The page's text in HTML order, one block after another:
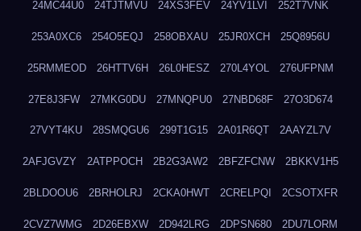
24MC44U0 24TJTMVU 24XS3FEV 24YV1LVI 252T7VNK
253A0XC6 254O5EQJ 258OBXAU 25JR0XCH 25Q8956U
25RMMEOD 26HTTV6H 26L0HESZ 270L4YOL 276UFPNM
27E8J3FW 27MKG0DU 27MNQPU0 27NBD68F 27O3D674
27VYT4KU 28SMQGU6 299T1G15 2A01R6QT 2AAYZL7V
2AFJGVZY 2ATPPOCH 2B2G3AW2 2BFZFCNW 2BKKV1H5
2BLDOOU6 2BRHOLRJ 2CKA0HWT 2CRELPQI 2CSOTXFR
2CVZ7WMG 2D26EBXW 2D942LRG 2DPSN680 2DU7LORM